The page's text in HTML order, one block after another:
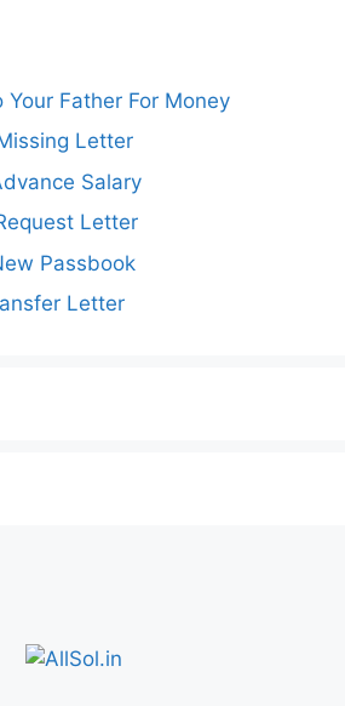
Father For Money
Letter
Salary
Letter
Passbook
Letter